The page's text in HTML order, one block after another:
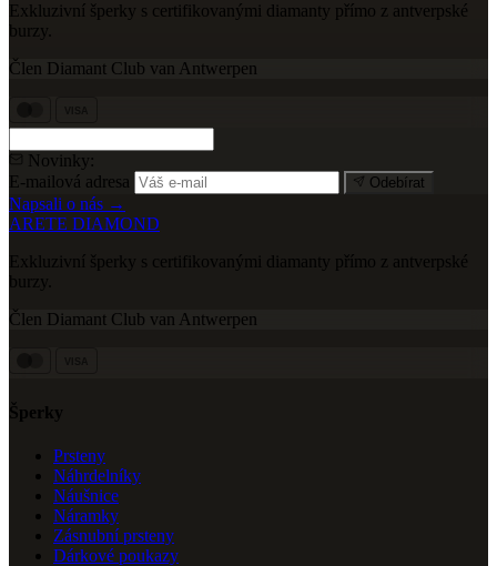
Exkluzivní šperky s certifikovanými diamanty přímo z antverpské
burzy.
Člen Diamant Club van Antwerpen
Novinky:
E-mailová adresa
Odebírat
Napsali o nás →
ARETE DIAMOND
Exkluzivní šperky s certifikovanými diamanty přímo z antverpské
burzy.
Člen Diamant Club van Antwerpen
Šperky
Prsteny
Náhrdelníky
Náušnice
Náramky
Zásnubní prsteny
Dárkové poukazy